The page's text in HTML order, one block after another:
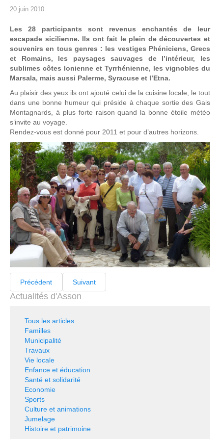
20 juin 2010
Les 28 participants sont revenus enchantés de leur
escapade sicilienne. Ils ont fait le plein de découvertes et
souvenirs en tous genres : les vestiges Phéniciens, Grecs
et Romains, les paysages sauvages de l’intérieur, les
sublimes côtes Ionienne et Tyrrhénienne, les vignobles du
Marsala, mais aussi Palerme, Syracuse et l’Etna.
Au plaisir des yeux ils ont ajouté celui de la cuisine locale, le tout
dans une bonne humeur qui préside à chaque sortie des Gais
Montagnards, à plus forte raison quand la bonne étoile météo
s’invite au voyage.
Rendez-vous est donné pour 2011 et pour d’autres horizons.
Précédent Suivant
Actualités d'Asson
Tous les articles
Familles
Municipalité
Travaux
Vie locale
Enfance et éducation
Santé et solidarité
Economie
Sports
Culture et animations
Jumelage
Histoire et patrimoine